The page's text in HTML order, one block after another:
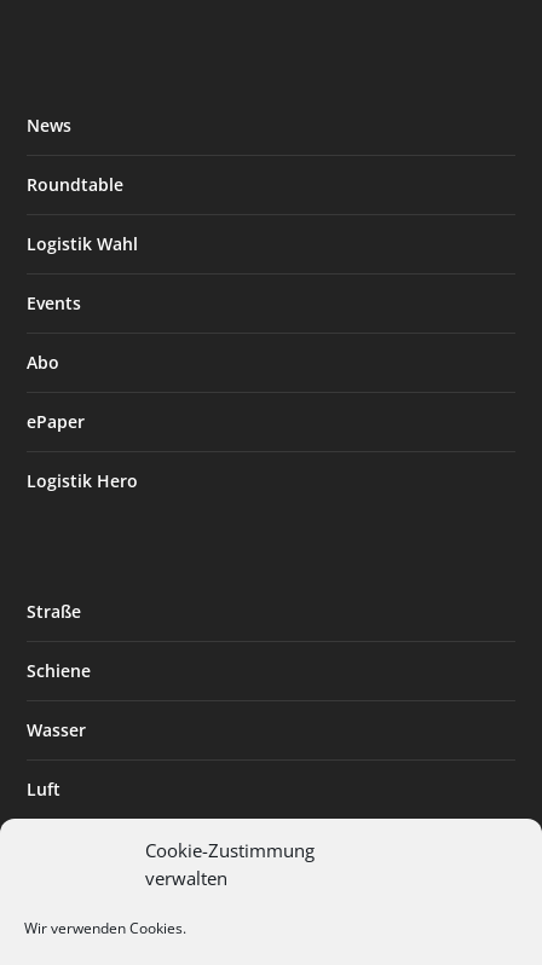
Cookie-Zustimmung
verwalten
Wir verwenden Cookies.
News
Roundtable
Logistik Wahl
Events
Abo
ePaper
Logistik Hero
Straße
Schiene
Wasser
Luft